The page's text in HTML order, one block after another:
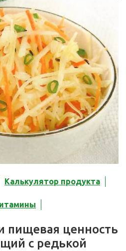
Калькулятор продукта
пищевая ценность
с редькой